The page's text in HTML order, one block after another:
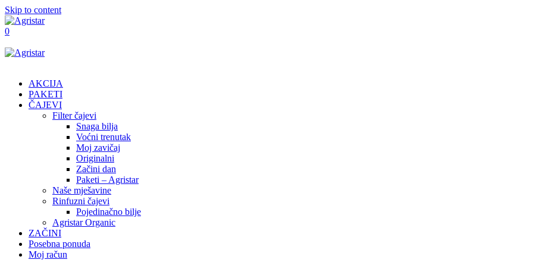
Skip to content
0
AKCIJA
PAKETI
ČAJEVI
Filter čajevi
Snaga bilja
Voćni trenutak
Moj zavičaj
Originalni
Začini dan
Paketi – Agristar
Naše mješavine
Rinfuzni čajevi
Pojedinačno bilje
Agristar Organic
ZAČINI
Posebna ponuda
Moj račun